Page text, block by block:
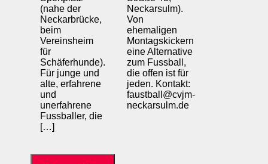
(nahe der
Neckarbrücke,
beim
Vereinsheim
für
Schäferhunde).
Für junge und
alte, erfahrene
und
unerfahrene
Fussballer, die
[…]
Neckarsulm).
Von
ehemaligen
Montagskickern
eine Alternative
zum Fussball,
die offen ist für
jeden. Kontakt:
faustball@cvjm-
neckarsulm.de